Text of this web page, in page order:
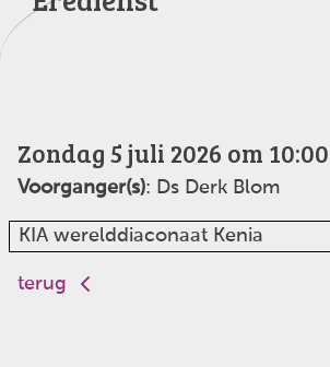
Zondag 5 juli 2026 om 10:00
Voorganger(s): Ds Derk Blom
KIA werelddiaconaat Kenia
terug